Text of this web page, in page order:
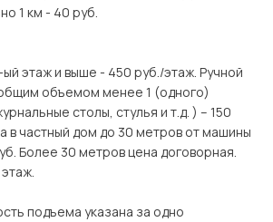
1 км - 40 руб.
этаж и выше - 450 руб./этаж. Ручной
объемом менее 1 (одного)
столы, стулья и т.д. ) – 150
в частный дом до 30 метров от машины
Более 30 метров цена договорная.
подъема указана за одно